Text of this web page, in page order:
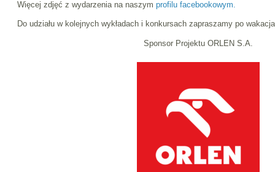
Więcej zdjęć z wydarzenia na naszym profilu facebookowym.
Do udziału w kolejnych wykładach i konkursach zapraszamy po
Sponsor Projektu ORLEN S.A.